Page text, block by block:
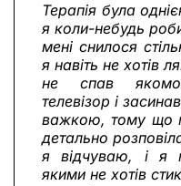
Терапія була
я коли-небудь
мені снилося
я навіть не хотів
не спав
телевізор і
важкою, тому що
детально
я відчуваю, і я
якими не хотів